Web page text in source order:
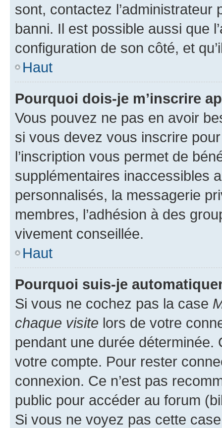
sont, contactez l’administrateur
banni. Il est possible aussi que
configuration de son côté, et
Haut
Pourquoi dois-je m’inscrire
Vous pouvez ne pas en avoir
si vous devez vous inscrire
l’inscription vous permet de
supplémentaires inaccessibles
personnalisés, la messagerie
membres, l’adhésion à des
vivement conseillée.
Haut
Pourquoi suis-je
Si vous ne cochez pas la case
chaque visite lors de votre
pendant une durée déterminée.
votre compte. Pour rester
connexion. Ce n’est pas
public pour accéder au forum
Si vous ne voyez pas cette